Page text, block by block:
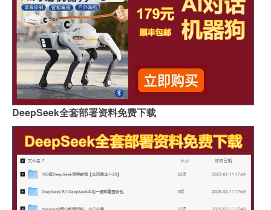
DeepSeek全套部署资料免费下载